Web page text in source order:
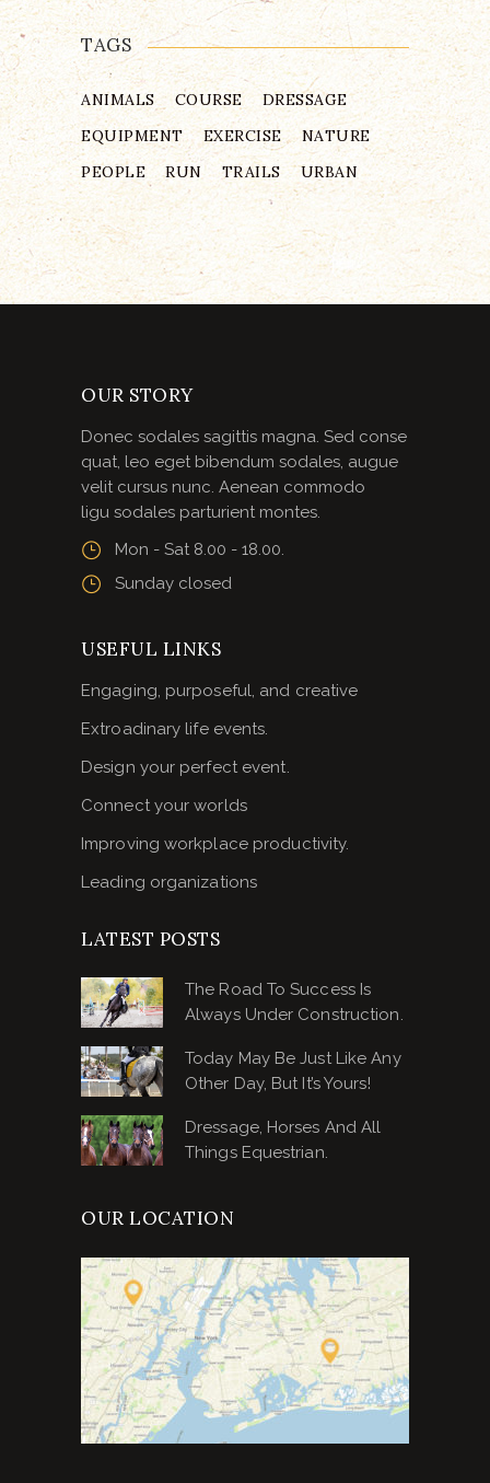
TAGS
ANIMALS COURSE
DRESSAGE
EQUIPMENT
EXERCISE
NATURE
PEOPLE
RUN TRAILS URBAN
OUR STORY
Donec sodales sagittis magna. Sed conse
quat, leo eget bibendum sodales, augue
velit cursus nunc. Aenean commodo
ligu sodales parturient montes.
Mon - Sat 8.00 - 18.00.
Sunday closed
USEFUL LINKS
Engaging, purposeful, and creative
Extroadinary life events.
Design your perfect event.
Connect your worlds
Improving workplace productivity.
Leading organizations
LATEST POSTS
The Road To Success Is
Always Under Construction.
Today May Be Just Like Any
Other Day, But It’s Yours!
Dressage, Horses And All
Things Equestrian.
OUR LOCATION